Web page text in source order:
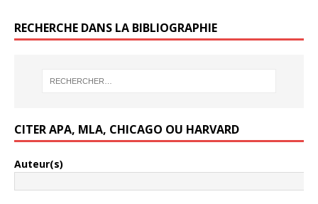
RECHERCHE DANS LA BIBLIOGRAPHIE
CITER APA, MLA, CHICAGO OU HARVARD
Auteur(s)